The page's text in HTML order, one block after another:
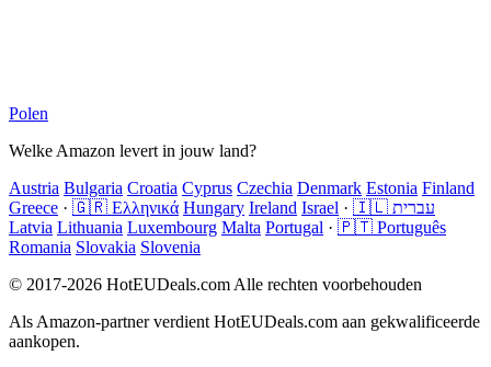
Polen
Welke Amazon levert in jouw land?
Austria Bulgaria Croatia Cyprus Czechia Denmark Estonia Finland
Greece · 🇬🇷 Ελληνικά Hungary Ireland Israel ·
🇮🇱 עברית
Latvia Lithuania Luxembourg Malta Portugal · 🇵🇹 Português
Romania Slovakia Slovenia
© 2017-2026 HotEUDeals.com Alle rechten voorbehouden
Als Amazon-partner verdient HotEUDeals.com aan gekwalificeerde
aankopen.